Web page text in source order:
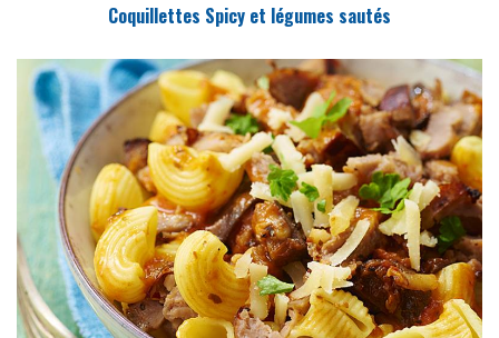
Coquillettes Spicy et légumes sautés
DIFFICULTÉ